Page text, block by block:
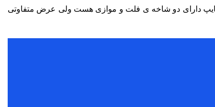
تایپ دارای دو شاخه ی فلت و موازی هست ولی عرض متفاوتی